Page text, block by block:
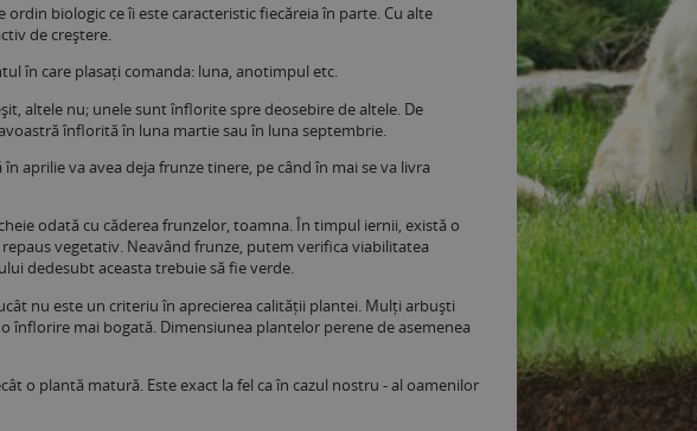
biologic ce îi este caracteristic fiecăreia în parte. Cu alte
de creștere.
în care plasați comanda: luna, anotimpul etc.
altele nu; unele sunt înflorite spre deosebire de altele. De
înflorită în luna martie sau în luna septembrie.
aprilie va avea deja frunze tinere, pe când în mai se va livra
odată cu căderea frunzelor, toamna. În timpul iernii, există o
vegetativ. Neavând frunze, putem verifica viabilitatea
dedesubt aceasta trebuie să fie verde.
nu este un criteriu în aprecierea calității plantei. Mulți arbuști
mai bogată. Dimensiunea plantelor perene de asemenea
o plantă matură. Este exact la fel ca în cazul nostru - al oamenilor